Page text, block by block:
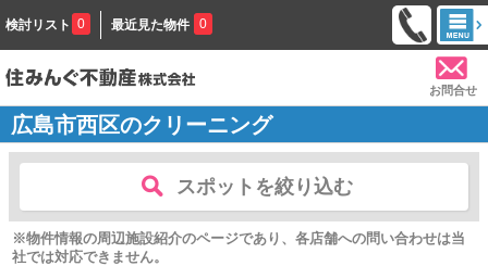
検討リスト 0 最近見た物件 0
お問合せ
広島市西区のクリーニング
スポットを絞り込む
※物件情報の周辺施設紹介のページであり、各店舗への問い合わせは当
社では対応できません。